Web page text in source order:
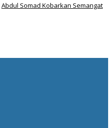
Abdul Somad Kobarkan Semangat